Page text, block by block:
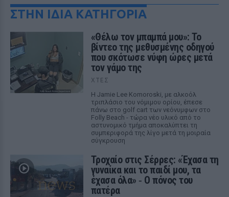
ΣΤΗΝ ΙΔΙΑ ΚΑΤΗΓΟΡΙΑ
«Θέλω τον μπαμπά μου»: Το
βίντεο της μεθυσμένης οδηγού
που σκότωσε νύφη ώρες μετά
τον γάμο της
ΧΤΕΣ
Η Jamie Lee Komoroski, με αλκοόλ
τριπλάσιο του νόμιμου ορίου, έπεσε
πάνω στο golf cart των νεόνυμφων στο
Folly Beach - τώρα νέο υλικό από το
αστυνομικό τμήμα αποκαλύπτει τη
συμπεριφορά της λίγο μετά τη μοιραία
σύγκρουση
Τροχαίο στις Σέρρες: «Έχασα τη
γυναίκα και το παιδί μου, τα
έχασα όλα» ‑ Ο πόνος του
πατέρα